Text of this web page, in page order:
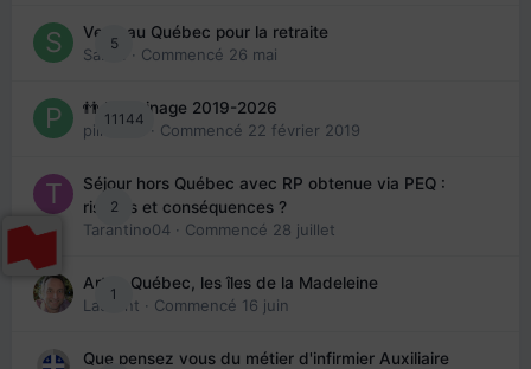
5
Venir au Québec pour la retraite
Sab74
· Commencé 26 mai
11144
👬 Parrainage 2019-2026
piinoush · Commencé 22 février 2019
2
Séjour hors Québec avec RP obtenue via PEQ :
risques et conséquences ?
Tarantino04 · Commencé 28 juillet
1
Arte : Québec, les îles de la Madeleine
Laurent · Commencé 16 juin
Que pensez vous du métier d'infirmier Auxiliaire